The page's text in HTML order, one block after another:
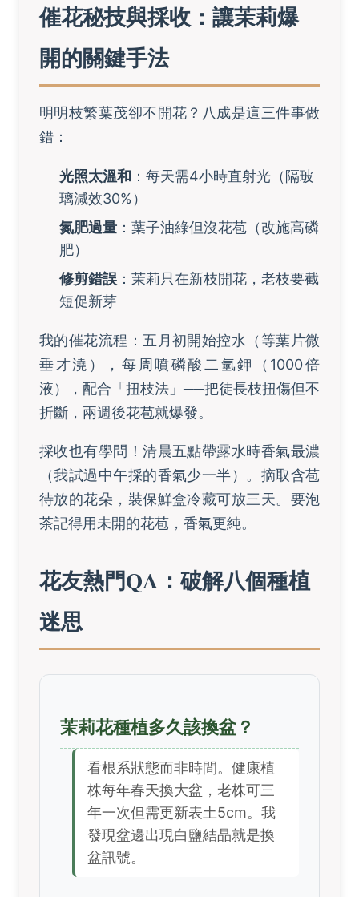
催花秘技與採收：讓茉莉爆
開的關鍵手法
明明枝繁葉茂卻不開花？八成是這三件事做
錯：
光照太溫和 ：每天需4小時直射光（隔玻
璃減效30%）
氮肥過量 ：葉子油綠但沒花苞（改施高磷
肥）
修剪錯誤 ：茉莉只在新枝開花，老枝要截
短促新芽
我的催花流程：五月初開始控水（等葉片微
垂才澆），每周噴磷酸二氫鉀（1000倍
液），配合「扭枝法」──把徒長枝扭傷但不
折斷，兩週後花苞就爆發。
採收也有學問！清晨五點帶露水時香氣最濃
（我試過中午採的香氣少一半）。摘取含苞
待放的花朵，裝保鮮盒冷藏可放三天。要泡
茶記得用未開的花苞，香氣更純。
花友熱門QA：破解八個種植
迷思
茉莉花種植多久該換盆？
看根系狀態而非時間。健康植
株每年春天換大盆，老株可三
年一次但需更新表土5cm。我
發現盆邊出現白鹽結晶就是換
盆訊號。